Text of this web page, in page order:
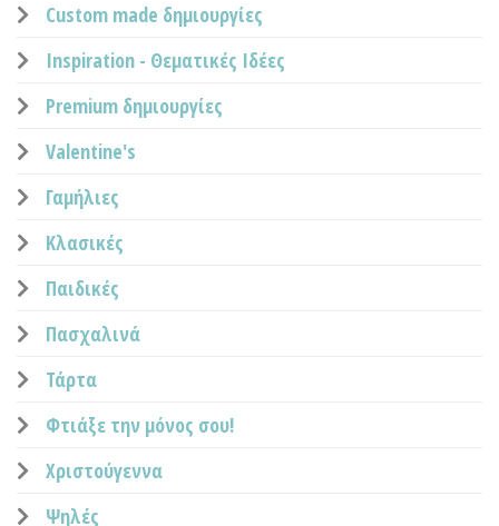
Custom made δημιουργίες
Inspiration - Θεματικές Ιδέες
Premium δημιουργίες
Valentine's
Γαμήλιες
Κλασικές
Παιδικές
Πασχαλινά
Τάρτα
Φτιάξε την μόνος σου!
Χριστούγεννα
Ψηλές